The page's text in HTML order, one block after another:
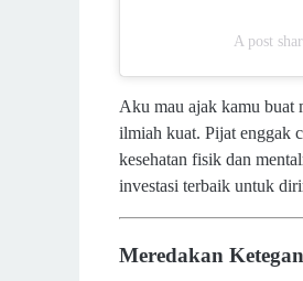
A post
Aku mau ajak kamu buat
ilmiah kuat. Pijat enggak
kesehatan fisik dan
investasi terbaik untuk
Meredakan